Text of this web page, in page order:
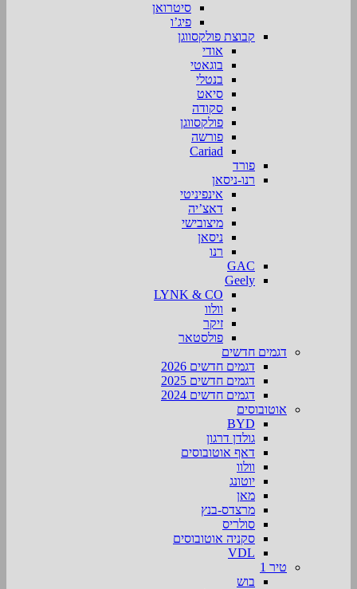
סיטרואן
פיג’ו
קבוצת פולקסווגן
אודי
בוגאטי
בנטלי
סיאט
סקודה
פולקסווגן
פורשה
Cariad
פורד
רנו-ניסאן
אינפיניטי
דאצ’יה
מיצובישי
ניסאן
רנו
GAC
Geely
LYNK & CO
וולוו
זיקר
פולסטאר
דגמים חדשים
דגמים חדשים 2026
דגמים חדשים 2025
דגמים חדשים 2024
אוטובוסים
BYD
גולדן דרגון
דאף אוטובוסים
וולוו
יוטונג
מאן
מרצדס-בנץ
סולריס
סקניה אוטובוסים
VDL
טיר 1
בוש